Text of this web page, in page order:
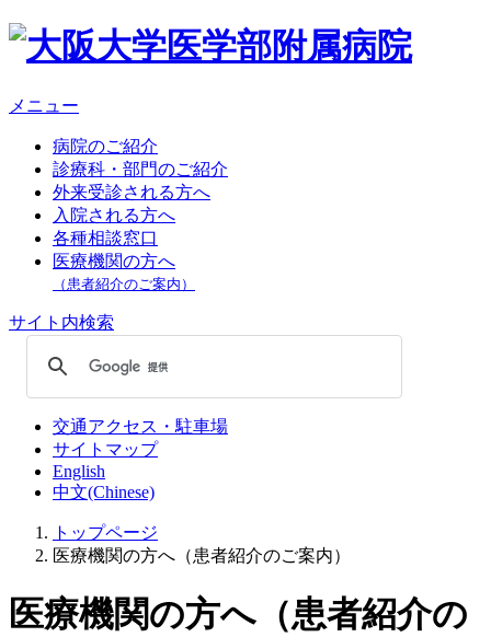
メニュー
病院のご紹介
診療科・部門のご紹介
外来受診される方へ
入院される方へ
各種相談窓口
医療機関の方へ
（患者紹介のご案内）
サイト内検索
交通アクセス・駐車場
サイトマップ
English
中文(Chinese)
トップページ
医療機関の方へ（患者紹介のご案内）
医療機関の方へ（患者紹介の